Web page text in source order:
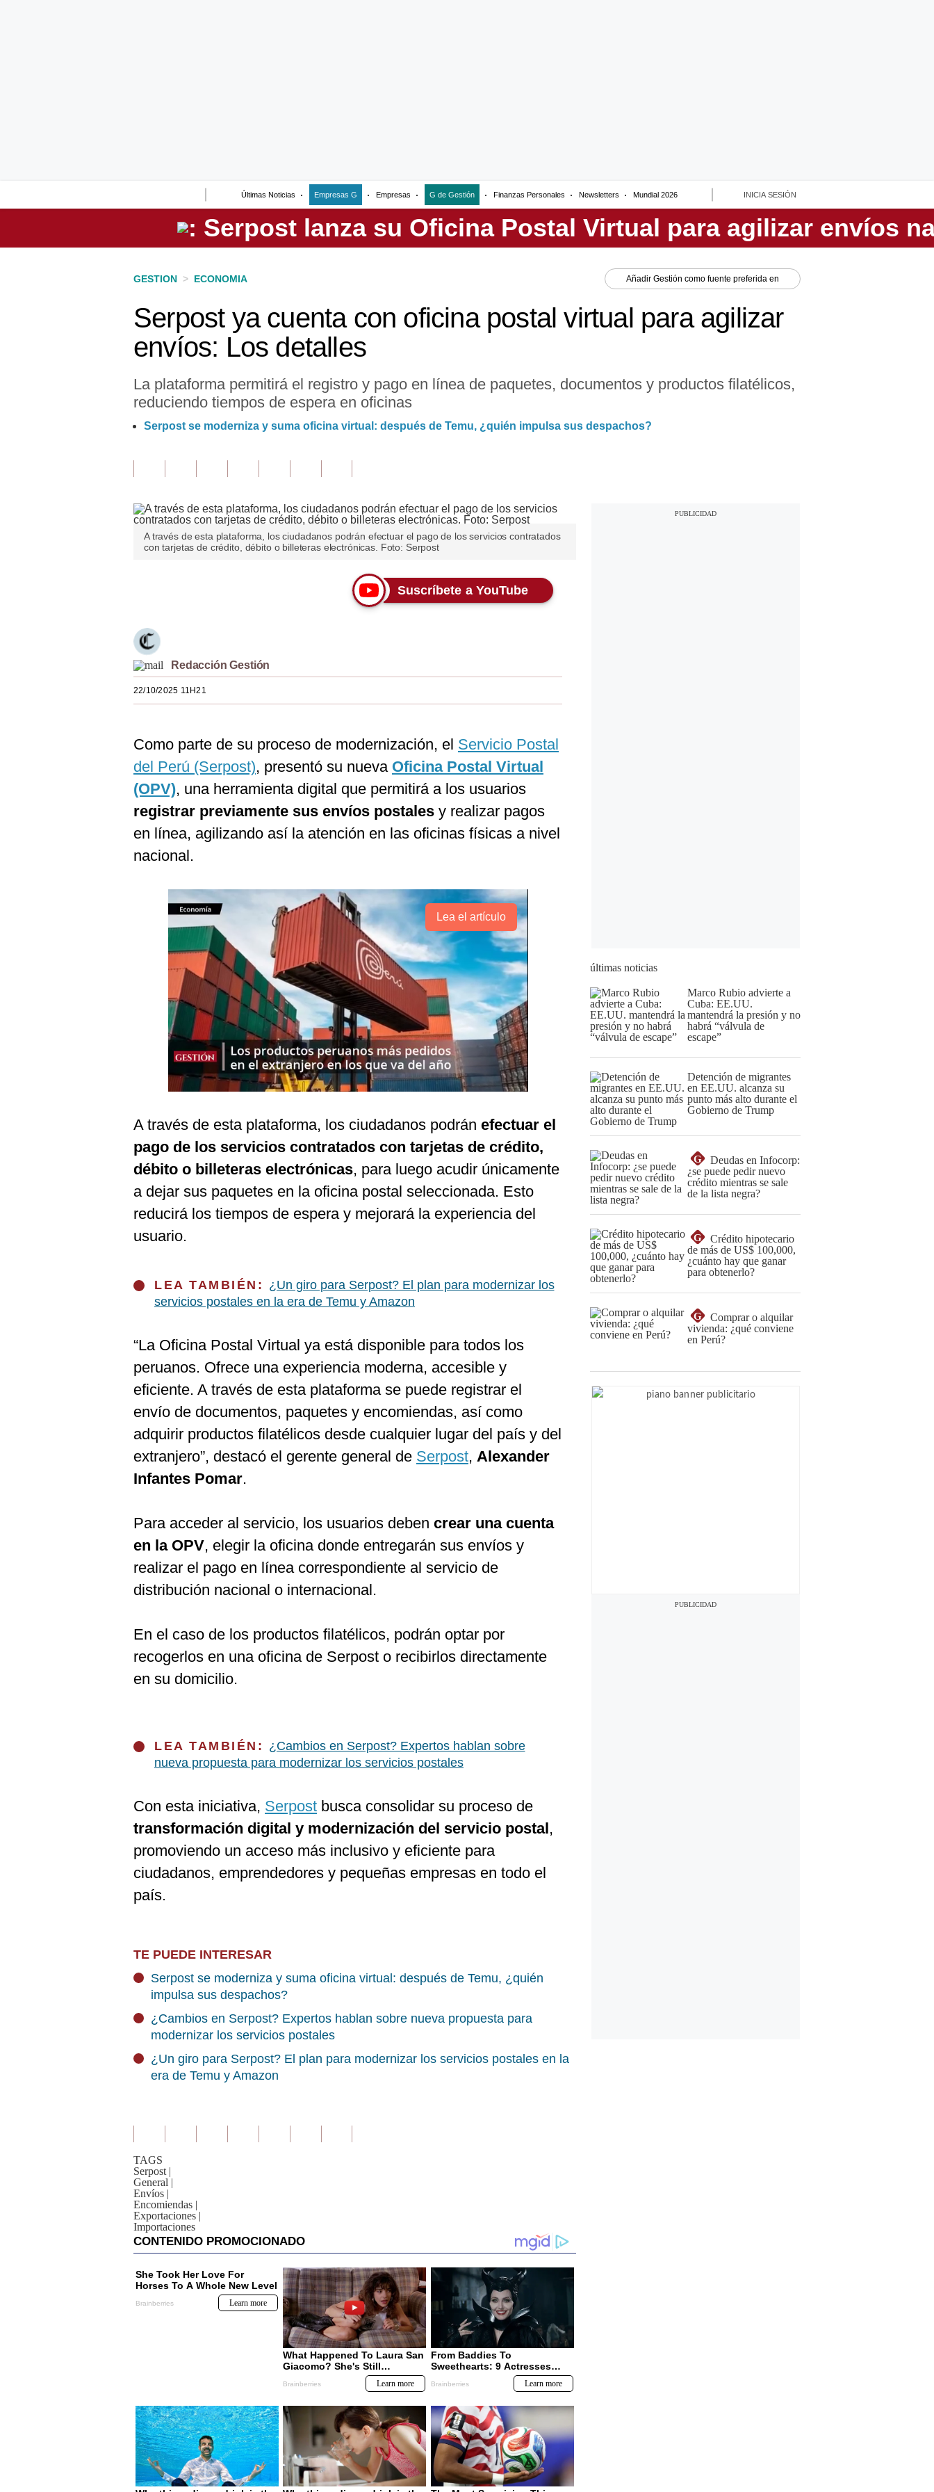
Últimas Noticias Empresas G Empresas G de Gestión Finanzas Personales Newsletters Mundial 2026 INICIA SESIÓN
Perú
GESTION > ECONOMIA Añadir Gestión como fuente preferida en
Serpost ya cuenta con oficina postal virtual para agilizar
envíos: Los detalles
La plataforma permitirá el registro y pago en línea de paquetes, documentos y productos filatélicos,
reduciendo tiempos de espera en oficinas
Serpost se moderniza y suma oficina virtual: después de Temu, ¿quién impulsa sus despachos?
A través de esta plataforma, los ciudadanos podrán efectuar el pago de los servicios contratados
con tarjetas de crédito, débito o billeteras electrónicas. Foto: Serpost
Suscríbete a YouTube
Redacción Gestión
22/10/2025 11H21
Como parte de su proceso de modernización, el Servicio Postal
del Perú (Serpost), presentó su nueva Oficina Postal Virtual
(OPV), una herramienta digital que permitirá a los usuarios
registrar previamente sus envíos postales y realizar pagos
en línea, agilizando así la atención en las oficinas físicas a nivel
nacional.
Lea el artículo
A través de esta plataforma, los ciudadanos podrán efectuar el
pago de los servicios contratados con tarjetas de crédito,
débito o billeteras electrónicas, para luego acudir únicamente
a dejar sus paquetes en la oficina postal seleccionada. Esto
reducirá los tiempos de espera y mejorará la experiencia del
usuario.
LEA TAMBIÉN: ¿Un giro para Serpost? El plan para modernizar los
servicios postales en la era de Temu y Amazon
“La Oficina Postal Virtual ya está disponible para todos los
peruanos. Ofrece una experiencia moderna, accesible y
eficiente. A través de esta plataforma se puede registrar el
envío de documentos, paquetes y encomiendas, así como
adquirir productos filatélicos desde cualquier lugar del país y del
extranjero”, destacó el gerente general de Serpost, Alexander
Infantes Pomar.
Para acceder al servicio, los usuarios deben crear una cuenta
en la OPV, elegir la oficina donde entregarán sus envíos y
realizar el pago en línea correspondiente al servicio de
distribución nacional o internacional.
En el caso de los productos filatélicos, podrán optar por
recogerlos en una oficina de Serpost o recibirlos directamente
en su domicilio.
LEA TAMBIÉN: ¿Cambios en Serpost? Expertos hablan sobre
nueva propuesta para modernizar los servicios postales
Con esta iniciativa, Serpost busca consolidar su proceso de
transformación digital y modernización del servicio postal,
promoviendo un acceso más inclusivo y eficiente para
ciudadanos, emprendedores y pequeñas empresas en todo el
país.
TE PUEDE INTERESAR
Serpost se moderniza y suma oficina virtual: después de Temu, ¿quién
impulsa sus despachos?
¿Cambios en Serpost? Expertos hablan sobre nueva propuesta para
modernizar los servicios postales
¿Un giro para Serpost? El plan para modernizar los servicios postales en la
era de Temu y Amazon
TAGS
Serpost |
General |
Envíos |
Encomiendas |
Exportaciones |
Importaciones
últimas noticias
Marco Rubio advierte a
Cuba: EE.UU.
mantendrá la presión y no
habrá “válvula de
escape”
Detención de migrantes
en EE.UU. alcanza su
punto más alto durante el
Gobierno de Trump
G
Deudas en Infocorp:
¿se puede pedir nuevo
crédito mientras se sale
de la lista negra?
G
Crédito hipotecario
de más de US$ 100,000,
¿cuánto hay que ganar
para obtenerlo?
G
Comprar o alquilar
vivienda: ¿qué conviene
en Perú?